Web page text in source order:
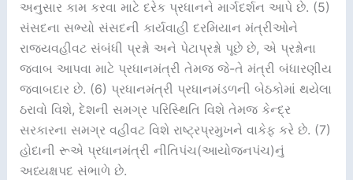
અનુસાર કામ કરવા માટે દરેક પ્રધાનને માર્ગદર્શન આપે છે. (5)
સંસદના સભ્યો સંસદની કાર્યવાહી દરમિયાન મંત્રીઓને
રાજ્યવહીવટ સંબંધી પ્રશ્નો અને પેટાપ્રશ્નો પૂછે છે, એ પ્રશ્નોના
જવાબ આપવા માટે પ્રધાનમંત્રી તેમજ જે-તે મંત્રી બંધારણીય
જવાબદાર છે. (6) પ્રધાનમંત્રી પ્રધાનમંડળની બેઠકોમાં થયેલા
ઠરાવો વિશે, દેશની સમગ્ર પરિસ્થિતિ વિશે તેમજ કેન્દ્ર
સરકારના સમગ્ર વહીવટ વિશે રાષ્ટ્રપ્રમુખને વાકેફ કરે છે. (7)
હોદાની રૂએ પ્રધાનમંત્રી નીતિપંચ(આયોજનપંચ)નું
અધ્યક્ષપદ સંભાળે છે.